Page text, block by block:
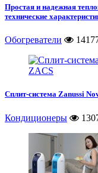
Простая и надежная
технические
Обогреватели
Сплит-система Zanussi
Кондиционеры